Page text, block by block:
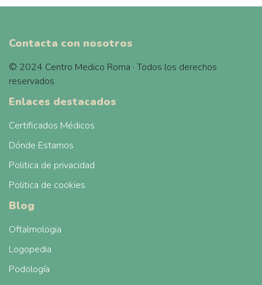
Contacta con nosotros
© 2024 Centro Medico Roma · Todos los derechos
reservados
Enlaces destacados
Certificados Médicos
Dónde Estamos
Politica de privacidad
Politica de cookies
Blog
Oftalmologia
Logopedia
Podología